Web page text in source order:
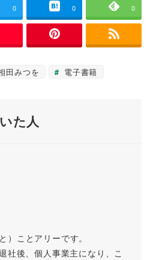
n y
Li
n
k
0 0 0
田みつを 電子書籍
た人
ことアリーです。
社後、個人事業主になり、こ